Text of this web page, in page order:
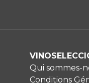
Qui sommes-
Conditions